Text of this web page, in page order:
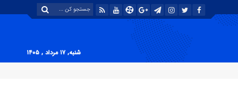
شنبه, ۱۷ مرداد , ۱۴۰۵